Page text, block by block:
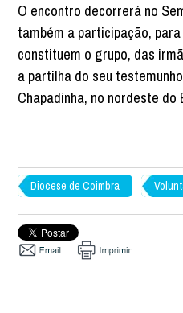
O encontro decorrerá no
também a participação,
constituem o grupo, das
a partilha do seu
Chapadinha, no nordeste do
Diocese de Coimbra